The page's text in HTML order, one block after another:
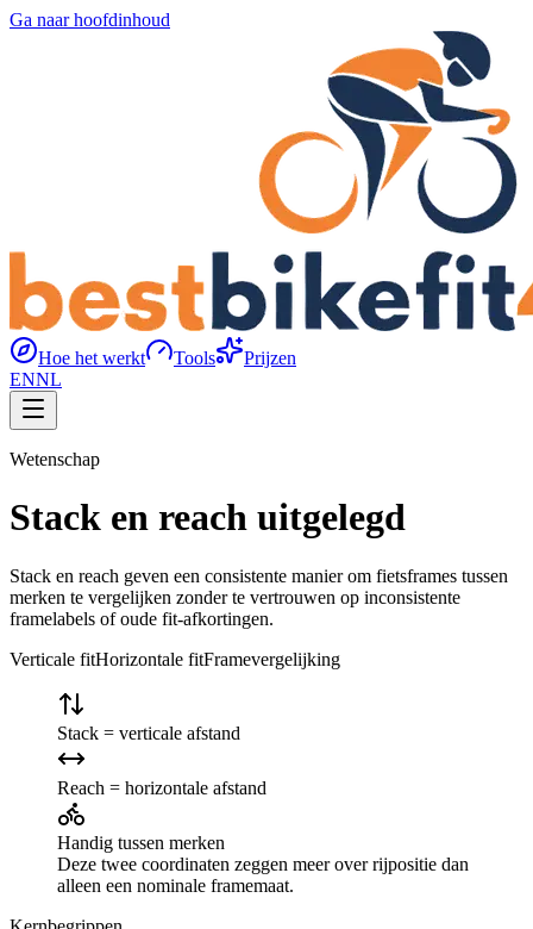
Ga naar hoofdinhoud
Hoe het werkt Tools
Prijzen
ENNL
Wetenschap
Stack en reach uitgelegd
Stack en reach geven een consistente manier om fietsframes tussen
merken te vergelijken zonder te vertrouwen op inconsistente
framelabels of oude fit-afkortingen.
Verticale fitHorizontale fitFramevergelijking
Stack = verticale afstand
Reach = horizontale afstand
Handig tussen merken
Deze twee coordinaten zeggen meer over rijpositie dan
alleen een nominale framemaat.